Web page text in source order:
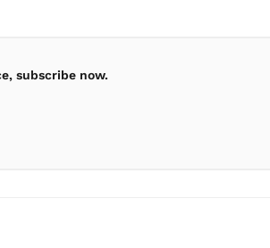
subscribe now.